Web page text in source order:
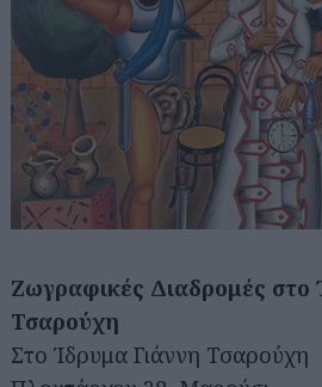
Ζωγραφικές Διαδρομές στο
Τσαρούχη
Στο Ίδρυμα Γιάννη Τσαρούχη